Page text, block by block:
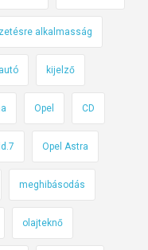
alkalmasság
kijelző
Opel CD
Opel Astra
meghibásodás
olajteknő